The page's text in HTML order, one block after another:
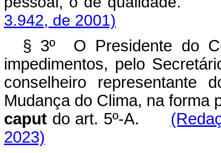
3.942, de 2001)
§ 3º O Presidente do
impedimentos, pelo
conselheiro representante
Mudança do Clima, na forma
caput do art. 5º-A.
2023)